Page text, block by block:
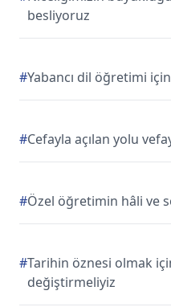
besliyoruz
#Yabancı dil öğretimi
#Cefayla açılan yolu
#Özel öğretimin hâli ve
#Tarihin öznesi olmak
değiştirmeliyiz